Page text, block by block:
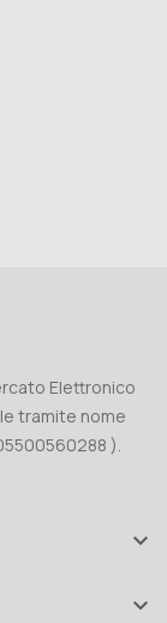
Elettronico
tramite nome
).

